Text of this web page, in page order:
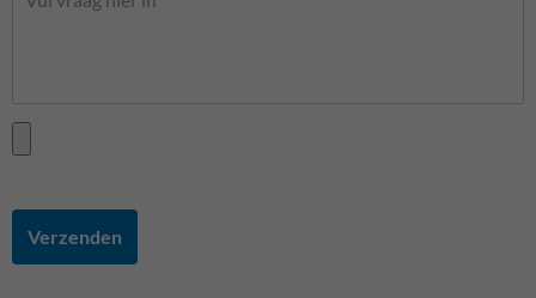
Verzenden